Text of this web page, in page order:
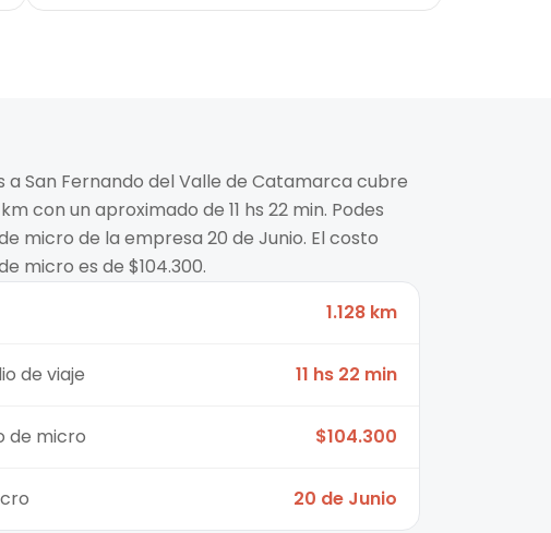
a San Fernando del Valle de Catamarca cubre
con un aproximado de 11 hs 22 min. Podes
micro de la empresa 20 de Junio. El costo
micro es de $104.300.
1.128 km
de viaje 11 hs 22 min
de micro $104.300
20 de Junio